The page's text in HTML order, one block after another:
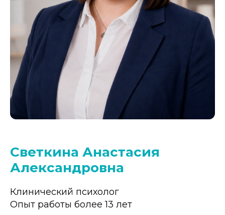
Светкина Анастасия
Александровна
Клинический психолог
Опыт работы более 13 лет